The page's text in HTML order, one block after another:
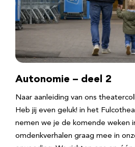
Autonomie – deel 2
Naar aanleiding van ons
Heb jij even geluk! in het
nemen we je de komende weken
omdenkverhalen graag mee in